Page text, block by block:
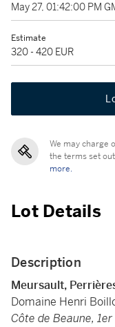
May 27, 01:42:00 PM
Estimate
320 - 420 EUR
We may charge
the terms set
more.
Lot Details
Description
Meursault,
Domaine Henri
Côte de Beaune, 1er